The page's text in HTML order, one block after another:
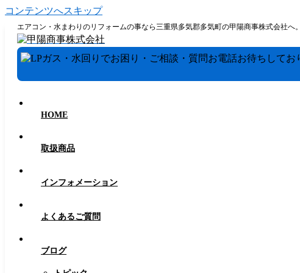
コンテンツへスキップ
エアコン・水まわりのリフォームの事なら三重県多気郡多気町の甲陽商事株式会社へ。
HOME
取扱商品
インフォメーション
よくあるご質問
ブログ